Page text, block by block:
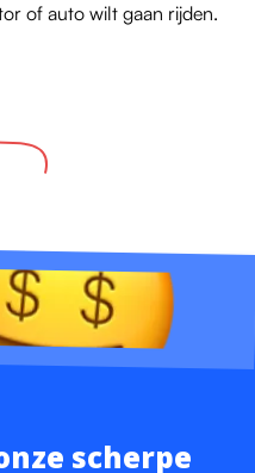
of auto wilt gaan rijden.
scherpe